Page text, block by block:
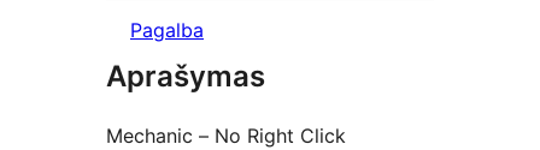
Pagalba
Aprašymas
Mechanic – No Right Click